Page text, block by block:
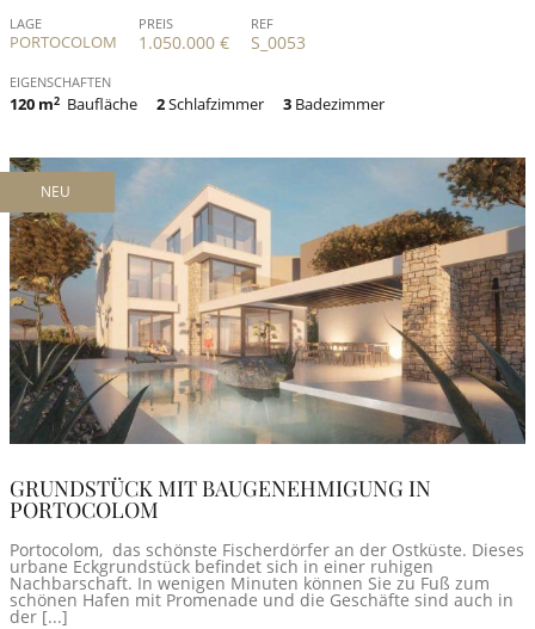
LAGE
PORTOCOLOM
PREIS
1.050.000 €
REF
S_0053
EIGENSCHAFTEN
120 m2 Baufläche 2Schlafzimmer 3 Badezimmer
NEU
GRUNDSTÜCK MIT BAUGENEHMIGUNG IN
PORTOCOLOM
Portocolom, das schönste Fischerdörfer an der Ostküste. Dieses
urbane Eckgrundstück befindet sich in einer ruhigen
Nachbarschaft. In wenigen Minuten können Sie zu Fuß zum
schönen Hafen mit Promenade und die Geschäfte sind auch in
der [...]